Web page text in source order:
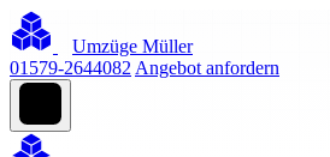
Umzüge Müller
01579-2644082 Angebot anfordern